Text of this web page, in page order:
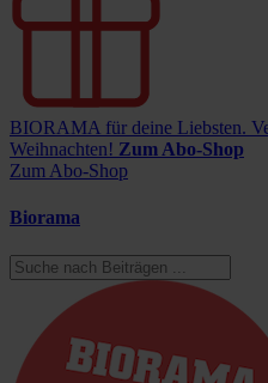
BIORAMA für deine Liebsten.
Weihnachten! Zum Abo-Shop
Zum Abo-Shop
Biorama